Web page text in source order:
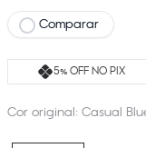
Comparar
5% OFF NO PIX
Cor original: Casual